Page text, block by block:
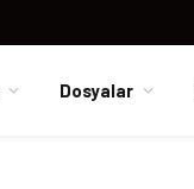
Dosyalar